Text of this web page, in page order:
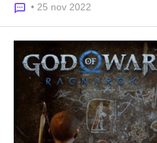
• 25 nov 2022